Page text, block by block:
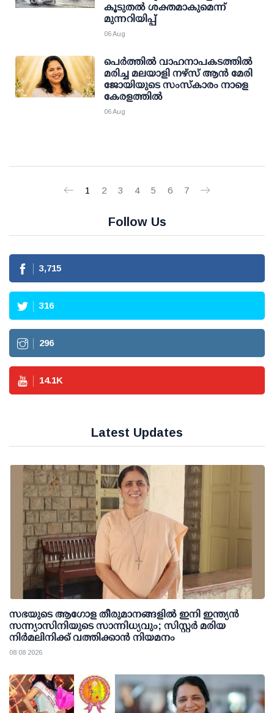
കൂടുതല്‍ ശക്തമാകുമെന്ന്
മുന്നറിയിപ്പ്
06 Aug
പെർത്തിൽ വാഹനാപകടത്തിൽ
മരിച്ച മലയാളി നഴ്സ് ആൻ മേരി
ജോയിയുടെ സംസ്കാരം നാളെ
കേരളത്തിൽ
06 Aug
1 2 3 4 5 6 7
Follow Us
3,715
316
296
14.1K
Latest Updates
സഭയുടെ ആഗോള തീരുമാനങ്ങളിൽ ഇനി ഇന്ത്യൻ
സന്ന്യാസിനിയുടെ സാന്നിധ്യവും; സിസ്റ്റർ മരിയ
നിർമലിനിക്ക് വത്തിക്കാൻ നിയമനം
08 08 2026